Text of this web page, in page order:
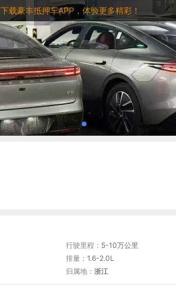
下载豪丰抵押车APP，体验更多精彩！
行驶里程： 5-10万公里
排量：1.6-2.0L
归属地：浙江